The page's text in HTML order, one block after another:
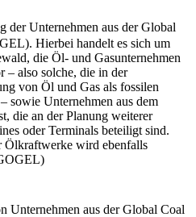
der Unternehmen aus der Global
Hierbei handelt es sich um
die Öl- und Gasunternehmen
– also solche, die in der
von Öl und Gas als fossilen
sowie Unternehmen aus dem
die an der Planung weiterer
oder Terminals beteiligt sind.
Ölkraftwerke wird ebenfalls
Unternehmen aus der Global Coal